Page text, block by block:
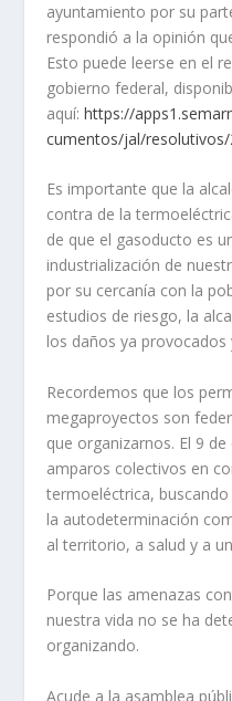
ayuntamiento por su
respondió a la opinión
Esto puede leerse en el
gobierno federal,
aquí:https://
cumentos/jal/resolutivos/
Es importante que la
contra de la
de que el gasoducto es
industrialización de
por su cercanía con la
estudios de riesgo, la
los daños ya
Recordemos que los
megaproyectos son
que organizarnos. El 9
amparos colectivos en
termoeléctrica,
la autodeterminación
al territorio, a salud y a
Porque las amenazas
nuestra vida no se ha
organizando.
Acude a la asamblea